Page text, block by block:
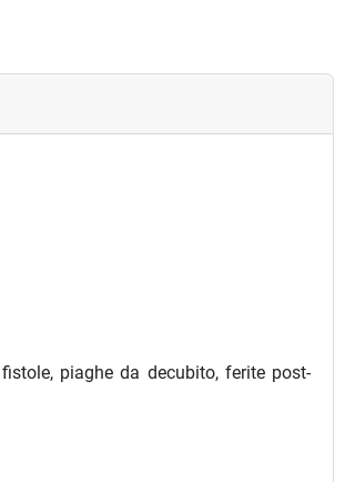
piaghe da decubito, ferite post-